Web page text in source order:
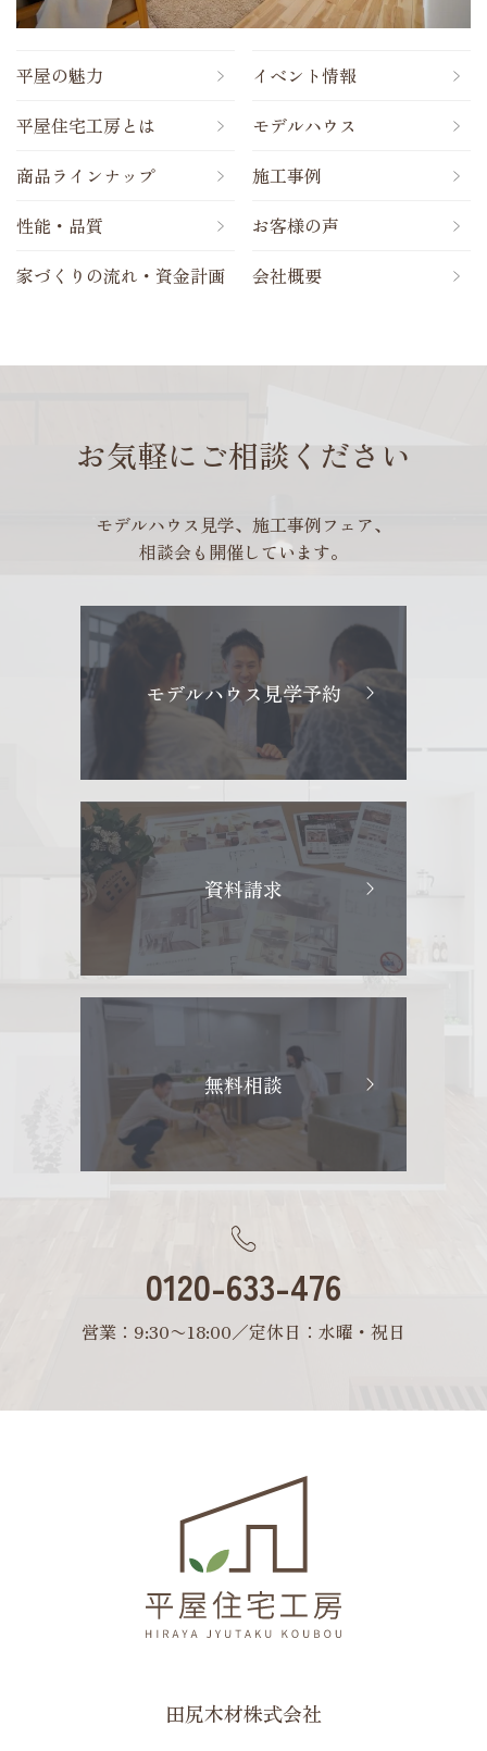
平屋の魅力
平屋住宅工房とは
商品ラインナップ
性能・品質
家づくりの流れ・資金計画
イベント情報
モデルハウス
施工事例
お客様の声
会社概要
お気軽にご相談ください
モデルハウス見学、施工事例フェア、
相談会も開催しています。
モデルハウス見学予約
資料請求
無料相談
0120-633-476
営業：9:30〜18:00／定休日：水曜・祝日
田尻木材株式会社